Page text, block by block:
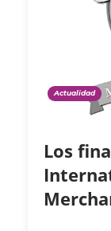
Actualidad
Los